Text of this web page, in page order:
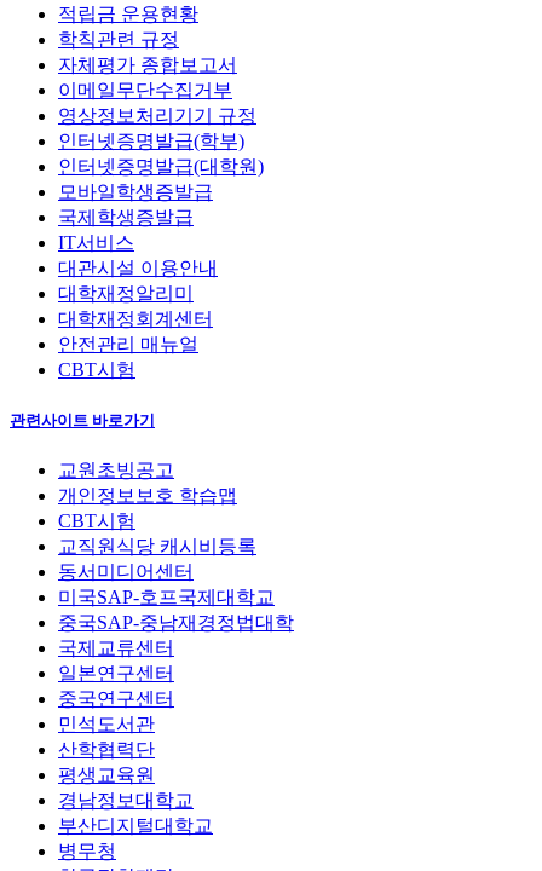
적립금 운용현황
학칙관련 규정
자체평가 종합보고서
이메일무단수집거부
영상정보처리기기 규정
인터넷증명발급(학부)
인터넷증명발급(대학원)
모바일학생증발급
국제학생증발급
IT서비스
대관시설 이용안내
대학재정알리미
대학재정회계센터
안전관리 매뉴얼
CBT시험
관련사이트 바로가기
교원초빙공고
개인정보보호 학습맵
CBT시험
교직원식당 캐시비등록
동서미디어센터
미국SAP-호프국제대학교
중국SAP-중남재경정법대학
국제교류센터
일본연구센터
중국연구센터
민석도서관
산학협력단
평생교육원
경남정보대학교
부산디지털대학교
병무청